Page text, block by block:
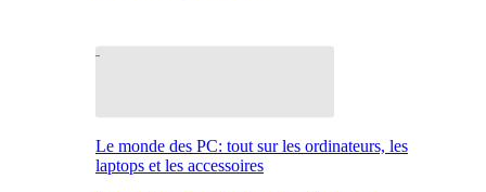
Le monde des PC: tout sur les ordinateurs, les
laptops et les accessoires